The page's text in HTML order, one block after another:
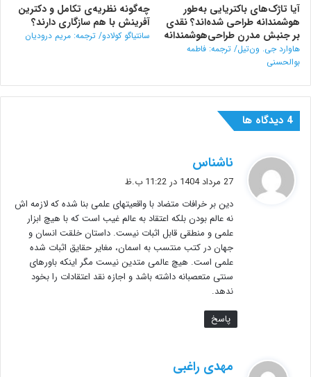
آیا تاژک‌های باکتریایی به‌طور
هوشمندانه طراحی شده‌اند؟ نقدی
بر جنبش مدرن طراحی‌هوشمندانه
هاوارد جی. ون‌تیل/ ترجمه: فاطمه
بوالحسنی
چه‌گونه نظریه‌ی تکامل و دکترین
آفرینش با هم سازگاری دارند؟
سانتیاگو کولادو/ ترجمه: مریم درودیان
‫4 دیدگاه ها
ناشناس
ف
:
27 مرداد 1404 در 11:22 ب.ظ
دین بر خرافات متضاد با واقعیتهای علمی بنا شده که لازمه اش
نه عالم بودن بلکه اعتقاد به عالم غیب است که با هیچ ابزار
علمی و منطقی قابل اثبات نیست. داستان خلقت انسان و
جهان در کتب منتسب به اسمان، مغایر حقایق اثبات شده
علمی است. هیچ عالمی متدین نیست مگر اینکه باورهای
سنتی متعصبانه داشته باشد و اجازه نقد اعتقادات را بخود
ندهد.
پاسخ
مهدی راغبی